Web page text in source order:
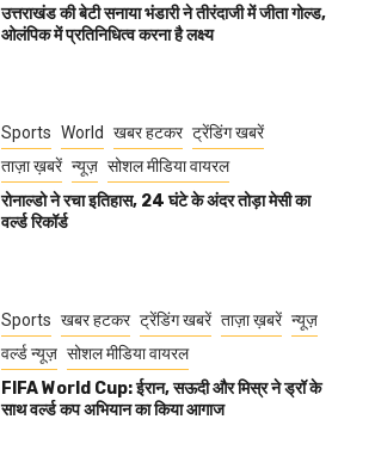
उत्तराखंड की बेटी सनाया भंडारी ने तीरंदाजी में जीता गोल्ड,
ओलंपिक में प्रतिनिधित्व करना है लक्ष्य
Sports World खबर हटकर ट्रेंडिंग खबरें
ताज़ा ख़बरें न्यूज़ सोशल मीडिया वायरल
रोनाल्डो ने रचा इतिहास, 24 घंटे के अंदर तोड़ा मेसी का
वर्ल्ड रिकॉर्ड
Sports खबर हटकर ट्रेंडिंग खबरें ताज़ा ख़बरें न्यूज़
वर्ल्ड न्यूज़ सोशल मीडिया वायरल
FIFA World Cup: ईरान, सऊदी और मिस्र ने ड्रॉ के
साथ वर्ल्ड कप अभियान का किया आगाज